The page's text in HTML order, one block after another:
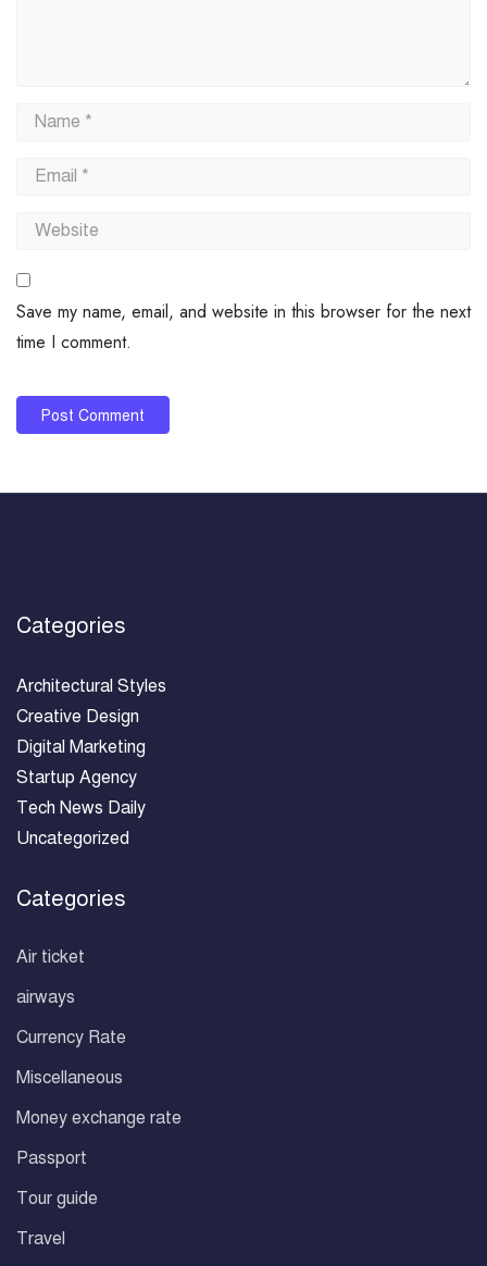
Save my name, email, and website in this browser for the next
time I comment.
Categories
Architectural Styles
Creative Design
Digital Marketing
Startup Agency
Tech News Daily
Uncategorized
Categories
Air ticket
airways
Currency Rate
Miscellaneous
Money exchange rate
Passport
Tour guide
Travel